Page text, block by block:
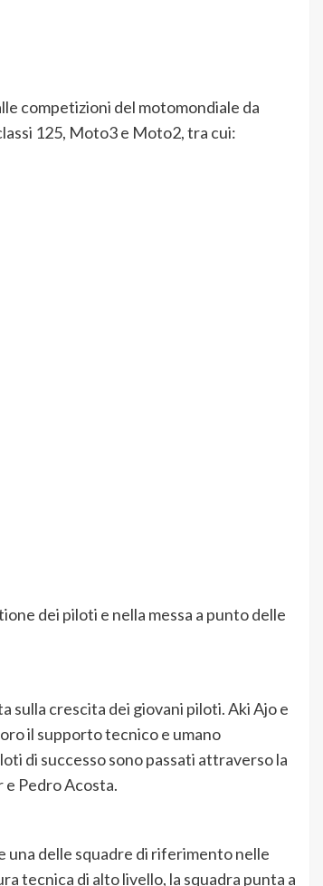
competizioni del motomondiale da
125, Moto3 e Moto2, tra cui:
dei piloti e nella messa a punto delle
sulla crescita dei giovani piloti. Aki Ajo e
il supporto tecnico e umano
di successo sono passati attraverso la
e Pedro Acosta.
una delle squadre di riferimento nelle
tecnica di alto livello, la squadra punta a